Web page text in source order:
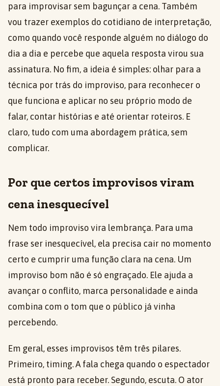
para improvisar sem bagunçar a cena. Também
vou trazer exemplos do cotidiano de interpretação,
como quando você responde alguém no diálogo do
dia a dia e percebe que aquela resposta virou sua
assinatura. No fim, a ideia é simples: olhar para a
técnica por trás do improviso, para reconhecer o
que funciona e aplicar no seu próprio modo de
falar, contar histórias e até orientar roteiros. E
claro, tudo com uma abordagem prática, sem
complicar.
Por que certos improvisos viram
cena inesquecível
Nem todo improviso vira lembrança. Para uma
frase ser inesquecível, ela precisa cair no momento
certo e cumprir uma função clara na cena. Um
improviso bom não é só engraçado. Ele ajuda a
avançar o conflito, marca personalidade e ainda
combina com o tom que o público já vinha
percebendo.
Em geral, esses improvisos têm três pilares.
Primeiro, timing. A fala chega quando o espectador
está pronto para receber. Segundo, escuta. O ator